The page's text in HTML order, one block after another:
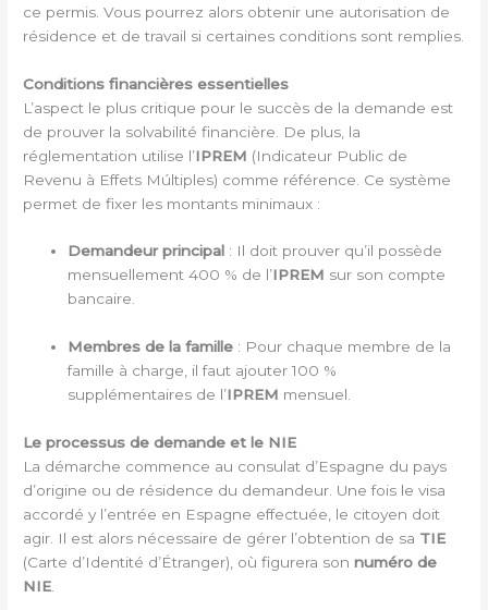
ce permis. Vous pourrez alors obtenir une autorisation de
résidence et de travail si certaines conditions sont remplies.
Conditions financières essentielles
L’aspect le plus critique pour le succès de la demande est
de prouver la solvabilité financière. De plus, la
réglementation utilise l’IPREM (Indicateur Public de
Revenu à Effets Múltiples) comme référence. Ce système
permet de fixer les montants minimaux :
Demandeur principal : Il doit prouver qu’il possède
mensuellement 400 % de l’IPREM sur son compte
bancaire.
Membres de la famille : Pour chaque membre de la
famille à charge, il faut ajouter 100 %
supplémentaires de l’IPREM mensuel.
Le processus de demande et le NIE
La démarche commence au consulat d’Espagne du pays
d’origine ou de résidence du demandeur. Une fois le visa
accordé y l’entrée en Espagne effectuée, le citoyen doit
agir. Il est alors nécessaire de gérer l’obtention de sa TIE
(Carte d’Identité d’Étranger), où figurera sonnuméro de
NIE